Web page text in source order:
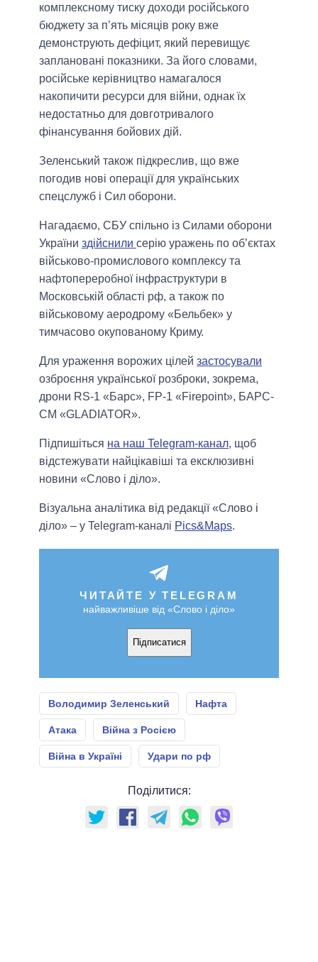
комплексному тиску доходи російського
бюджету за п’ять місяців року вже
демонструють дефіцит, який перевищує
заплановані показники. За його словами,
російське керівництво намагалося
накопичити ресурси для війни, однак їх
недостатньо для довготривалого
фінансування бойових дій.
Зеленський також підкреслив, що вже
погодив нові операції для українських
спецслужб і Сил оборони.
Нагадаємо, СБУ спільно із Силами оборони
України здійснили серію уражень по об’єктах
військово-промислового комплексу та
нафтопереробної інфраструктури в
Московській області рф, а також по
військовому аеродрому «Бельбек» у
тимчасово окупованому Криму.
Для ураження ворожих цілей застосували
озброєння української розброки, зокрема,
дрони RS-1 «Барс», FP-1 «Firepoint», БАРС-
СМ «GLADIATOR».
Підпишіться на наш Telegram-канал, щоб
відстежувати найцікавіші та ексклюзивні
новини «Слово і діло».
Візуальна аналітика від редакції «Слово і
діло» – у Telegram-каналі Pics&Maps.
ЧИТАЙТЕ У TELEGRAM
найважливіше від «Слово і діло»
Підписатися
Володимир Зеленський Нафта
Атака Війна з Росією
Війна в Україні Удари по рф
Поділитися: